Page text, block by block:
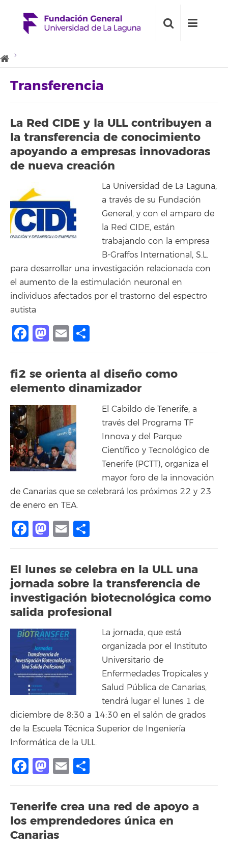
Transferencia
La Red CIDE y la ULL contribuyen a
la transferencia de conocimiento
apoyando a empresas innovadoras
de nueva creación
La Universidad de La Laguna,
a través de su Fundación
General, y con el amparo de
la Red CIDE, están
trabajando con la empresa
B-Graffos International, S.L.
para desarrollar una investigación relacionada con
el aumento de la estimulación neuronal en
individuos afectados por el trastorno del espectro
autista
Facebook
Mastodon
Email
fi2 se orienta al diseño como
elemento dinamizador
El Cabildo de Tenerife, a
través del Programa TF
Innova y del Parque
Científico y Tecnológico de
Tenerife (PCTT), organiza el
mayor foro de la innovación
de Canarias que se celebrará los próximos 22 y 23
de enero en TEA.
Facebook
Mastodon
Email
El lunes se celebra en la ULL una
jornada sobre la transferencia de
investigación biotecnológica como
salida profesional
La jornada, que está
organizada por el Instituto
Universitario de
Enfermedades Tropicales y
Salud Pública de Canarias,
tendrá lugar el lunes 1 de
diciembre de 8:30 a 14:30 en el salón de grados
de la Escuela Técnica Superior de Ingeniería
Informática de la ULL.
Facebook
Mastodon
Email
Tenerife crea una red de apoyo a
los emprendedores única en
Canarias